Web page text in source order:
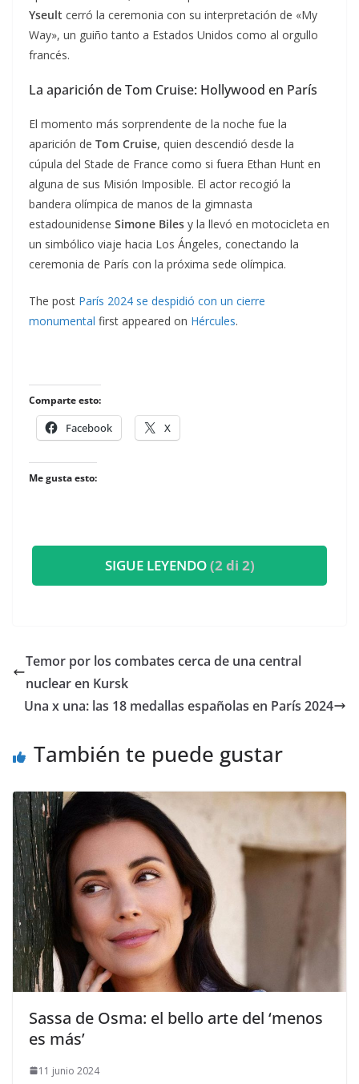
Yseult cerró la ceremonia con su interpretación de «My
Way», un guiño tanto a Estados Unidos como al orgullo
francés.
La aparición de Tom Cruise: Hollywood en París
El momento más sorprendente de la noche fue la
aparición de Tom Cruise, quien descendió desde la
cúpula del Stade de France como si fuera Ethan Hunt en
alguna de sus Misión Imposible. El actor recogió la
bandera olímpica de manos de la gimnasta
estadounidense Simone Biles y la llevó en motocicleta en
un simbólico viaje hacia Los Ángeles, conectando la
ceremonia de París con la próxima sede olímpica.
The post París 2024 se despidió con un cierre
monumental first appeared on Hércules.
Comparte esto:
Facebook X
Me gusta esto:
SIGUE LEYENDO(2 di 2)
Temor por los combates cerca de una central
nuclear en Kursk
Una x una: las 18 medallas españolas en París 2024
También te puede gustar
​Sassa de Osma: el bello arte del ‘menos
es más’
11 junio 2024